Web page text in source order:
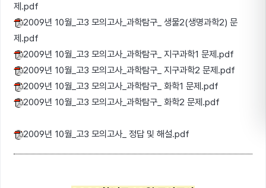
제.pdf
2009년 10월_고3 모의고사_과학탐구_ 생물2(생명과학2) 문
제.pdf
2009년 10월_고3 모의고사_과학탐구_ 지구과학1 문제.pdf
2009년 10월_고3 모의고사_과학탐구_ 지구과학2 문제.pdf
2009년 10월_고3 모의고사_과학탐구_ 화학1 문제.pdf
2009년 10월_고3 모의고사_과학탐구_ 화학2 문제.pdf
2009년 10월_고3 모의고사_ 정답 및 해설.pdf